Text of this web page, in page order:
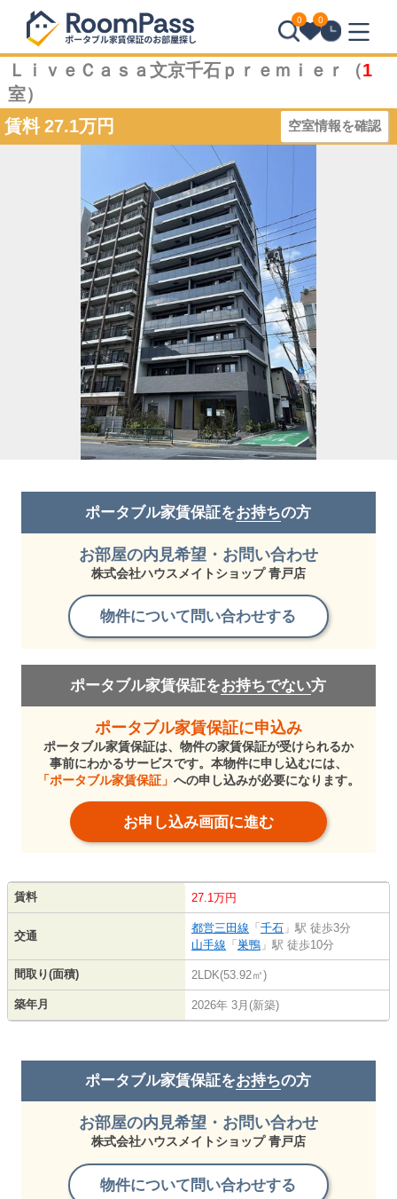
0 0
ＬｉｖｅＣａｓａ文京千石ｐｒｅｍｉｅｒ（1
室）
賃料 27.1万円 空室情報を確認
ポータブル家賃保証をお持ちの方
お部屋の内見希望・お問い合わせ
株式会社ハウスメイトショップ 青戸店
物件について問い合わせする
ポータブル家賃保証をお持ちでない方
ポータブル家賃保証に申込み
ポータブル家賃保証は、物件の家賃保証が受けられるか
事前にわかるサービスです。本物件に申し込むには、
「ポータブル家賃保証」 への申し込みが必要になります。
お申し込み画面に進む
賃料 27.1万円
交通
都営三田線 「千石 」駅 徒歩3分
山手線 「巣鴨 」駅 徒歩10分
間取り(面積) 2LDK(53.92㎡)
築年月 2026年 3月(新築)
ポータブル家賃保証をお持ちの方
お部屋の内見希望・お問い合わせ
株式会社ハウスメイトショップ 青戸店
物件について問い合わせする